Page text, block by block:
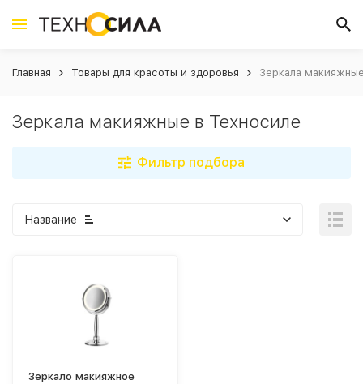
Главная Товары для красоты и здоровья Зеркала
Зеркала макияжные в Техносиле
Фильтр подбора
Название
Зеркало макияжное